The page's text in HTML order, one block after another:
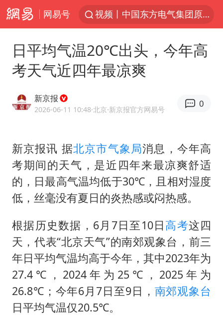
网易号
视频丨中国东方电气集团原党组副书记、董事宋致远被查
杭州全市有序停课
直击东北超：哈尔滨vs通辽
白海豚将正面袭击贯穿浙江
36岁男演员成景区NPC后人气爆棚
郑丽文：台湾从来没有“独立”过
几元成本的AI广告导致千万市值蒸发
浙江台州《告全体市民书》
酒店回应车内过夜被收150元
梁家辉百花奖演讲落泪
大V：马科斯把路走绝了
香港正式允许“拒绝抢救”
乐享全民健身 共筑健康中国
日平均气温20℃出头，今年高
考天气近四年最凉爽
新京报
2026-06-11 10:48·北京·新京报官方网易号
0
新京报讯 据北京市气象局消息，今年高
考期间的天气，是近四年来最凉爽舒适
的，日最高气温均低于30℃，且相对湿度
低，丝毫没有夏日的炎热感或闷热感。
根据历史数据，6月7日至10日 高考这四
天，代表“北京天气”的南郊观象台，前三
年日平均气温均高于今年，其中2023年为
27.4℃，2024年为25℃，2025年为
26.8℃；今年6月7日至9日， 南郊观象台
日平均气温仅20.5℃。